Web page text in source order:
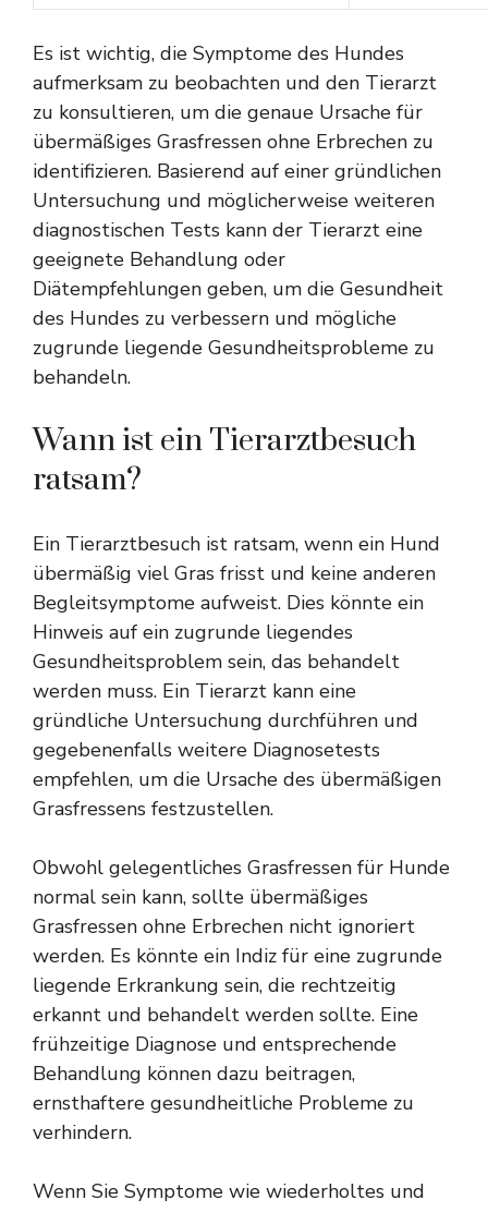
Es ist wichtig, die Symptome des Hundes
aufmerksam zu beobachten und den Tierarzt
zu konsultieren, um die genaue Ursache für
übermäßiges Grasfressen ohne Erbrechen zu
identifizieren. Basierend auf einer gründlichen
Untersuchung und möglicherweise weiteren
diagnostischen Tests kann der Tierarzt eine
geeignete Behandlung oder
Diätempfehlungen geben, um die Gesundheit
des Hundes zu verbessern und mögliche
zugrunde liegende Gesundheitsprobleme zu
behandeln.
Wann ist ein Tierarztbesuch
ratsam?
Ein Tierarztbesuch ist ratsam, wenn ein Hund
übermäßig viel Gras frisst und keine anderen
Begleitsymptome aufweist. Dies könnte ein
Hinweis auf ein zugrunde liegendes
Gesundheitsproblem sein, das behandelt
werden muss. Ein Tierarzt kann eine
gründliche Untersuchung durchführen und
gegebenenfalls weitere Diagnosetests
empfehlen, um die Ursache des übermäßigen
Grasfressens festzustellen.
Obwohl gelegentliches Grasfressen für Hunde
normal sein kann, sollte übermäßiges
Grasfressen ohne Erbrechen nicht ignoriert
werden. Es könnte ein Indiz für eine zugrunde
liegende Erkrankung sein, die rechtzeitig
erkannt und behandelt werden sollte. Eine
frühzeitige Diagnose und entsprechende
Behandlung können dazu beitragen,
ernsthaftere gesundheitliche Probleme zu
verhindern.
Wenn Sie Symptome wie wiederholtes und